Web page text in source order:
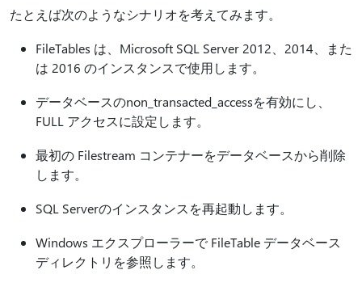
たとえば次のようなシナリオを考えてみます。
FileTables は、Microsoft SQL Server 2012、2014、また
は 2016 のインスタンスで使用します。
データベースのnon_transacted_accessを有効にし、
FULL アクセスに設定します。
最初の Filestream コンテナーをデータベースから削除
します。
SQL Serverのインスタンスを再起動します。
Windows エクスプローラーで FileTable データベース
ディレクトリを参照します。